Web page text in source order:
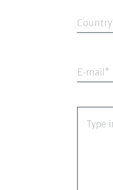
Country
E-mail
Type